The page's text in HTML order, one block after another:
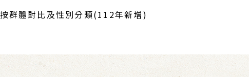
群體對比及性別分類(112年新增)